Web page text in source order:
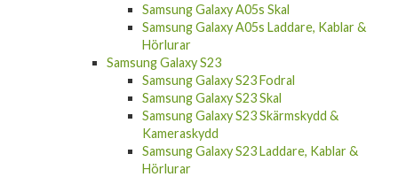
Samsung Galaxy A05s Skal
Samsung Galaxy A05s Laddare, Kablar &
Hörlurar
Samsung Galaxy S23
Samsung Galaxy S23 Fodral
Samsung Galaxy S23 Skal
Samsung Galaxy S23 Skärmskydd &
Kameraskydd
Samsung Galaxy S23 Laddare, Kablar &
Hörlurar